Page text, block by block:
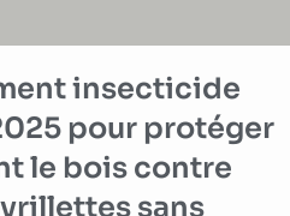
insecticide
pour protéger
le bois contre
sans